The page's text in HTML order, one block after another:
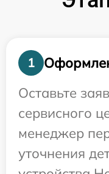
1
Оставьте
сервисного
менеджер
уточнения